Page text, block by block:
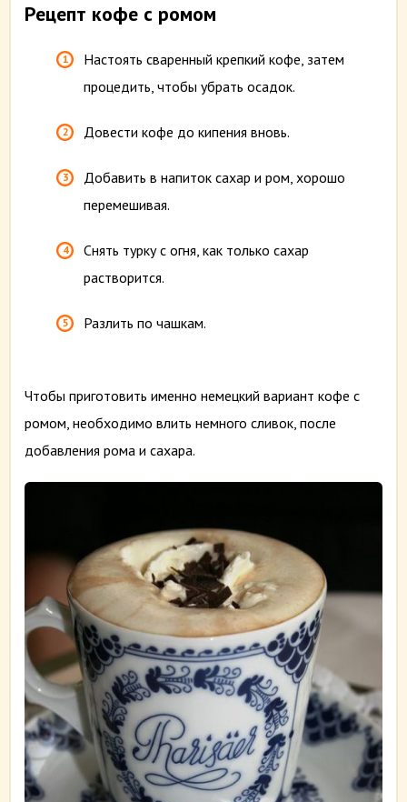
Рецепт кофе с ромом
Настоять сваренный крепкий кофе, затем
процедить, чтобы убрать осадок.
Довести кофе до кипения вновь.
Добавить в напиток сахар и ром, хорошо
перемешивая.
Снять турку с огня, как только сахар
растворится.
Разлить по чашкам.
Чтобы приготовить именно немецкий вариант кофе с
ромом, необходимо влить немного сливок, после
добавления рома и сахара.